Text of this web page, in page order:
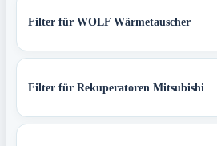
Filter für WOLF Wärmetauscher
Filter für Rekuperatoren Mitsubishi